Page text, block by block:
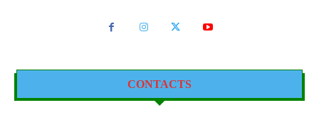
CONTACTS